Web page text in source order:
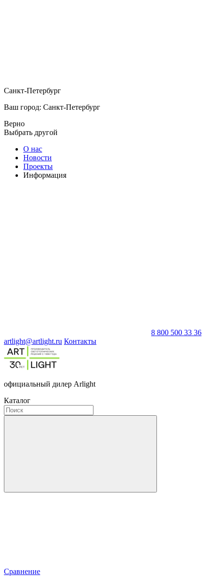
Санкт-Петербург
Ваш город: Санкт-Петербург
Верно
Выбрать другой
О нас
Новости
Проекты
Информация
8 800 500 33 36
artlight@artlight.ru Контакты
официальный дилер Arlight
Каталог
Сравнение